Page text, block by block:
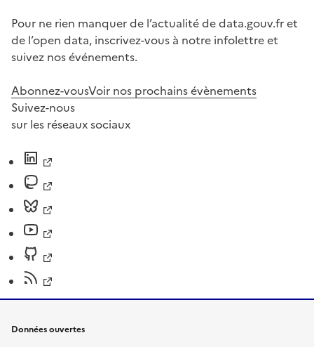
Pour ne rien manquer de l’actualité de data.gouv.fr et
de l’open data, inscrivez-vous à notre infolettre et
suivez nos événements.
Abonnez-vousVoir nos prochains évènements
Suivez-nous
sur les réseaux sociaux
Données ouvertes